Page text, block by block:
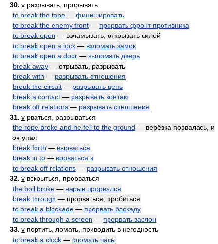
30. v разрывать; прорывать
to break the tape — финишировать
to break the enemy front — прорвать фронт противника
to break open — взламывать, открывать силой
to break open a lock — взломать замок
to break open a door — выломать дверь
break away — отрывать, разрывать
break with — разрывать отношения
break the circuit — разрывать цепь
break a contact — разрывать контакт
break off relations — разрывать отношения
31. v рваться, разрываться
the rope broke and he fell to the ground — верёвка порвалась, и
он упал
break forth — вырваться
break in to — ворваться в
to break off relations — разрывать отношения
32. v вскрыться, прорваться
the boil broke — нарыв прорвался
break through — прорваться, пробиться
to break a blockade — прорвать блокаду
to break through a screen — прорвать заслон
33. v портить, ломать, приводить в негодность
to break a clock — сломать часы